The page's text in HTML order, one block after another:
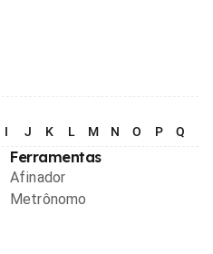
I J K L M N O P Q
Ferramentas
Afinador
Metrônomo